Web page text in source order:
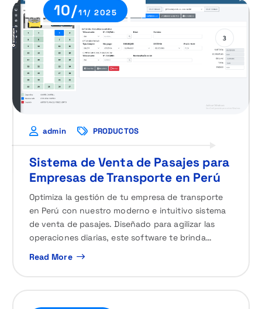
10/11/ 2025
admin PRODUCTOS
Sistema de Venta de Pasajes para
Empresas de Transporte en Perú
Optimiza la gestión de tu empresa de transporte
en Perú con nuestro moderno e intuitivo sistema
de venta de pasajes. Diseñado para agilizar las
operaciones diarias, este software te brinda…
Read More